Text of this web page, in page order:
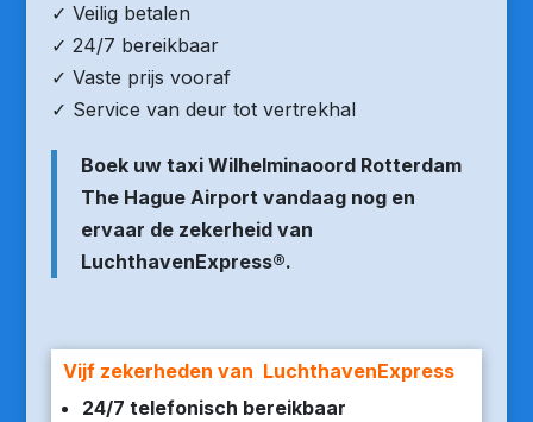
✓ Veilig betalen
✓ 24/7 bereikbaar
✓ Vaste prijs vooraf
✓ Service van deur tot vertrekhal
Boek uw taxi Wilhelminaoord Rotterdam
The Hague Airport vandaag nog en
ervaar de zekerheid van
LuchthavenExpress®.
Vijf zekerheden van LuchthavenExpress
24/7 telefonisch bereikbaar